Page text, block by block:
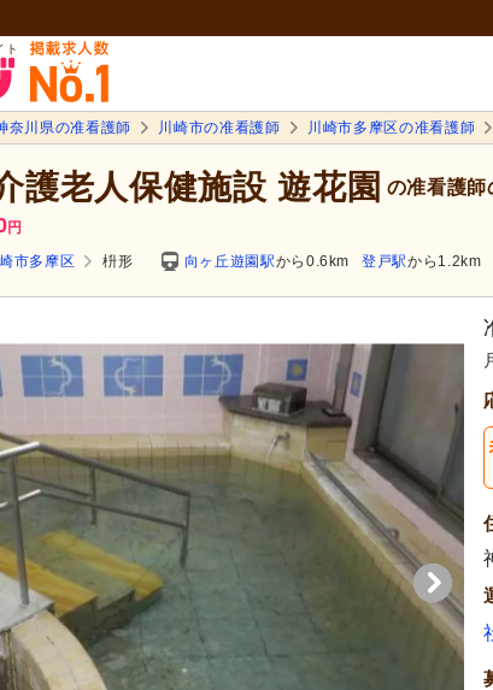
ト
奈川県の准看護師 川崎市の准看護師 川崎市多摩区の准看護師
護老人保健施設 遊花園 の准看護師
円
市多摩区 枡形 向ヶ丘遊園駅から0.6km 登戸駅から1.2km